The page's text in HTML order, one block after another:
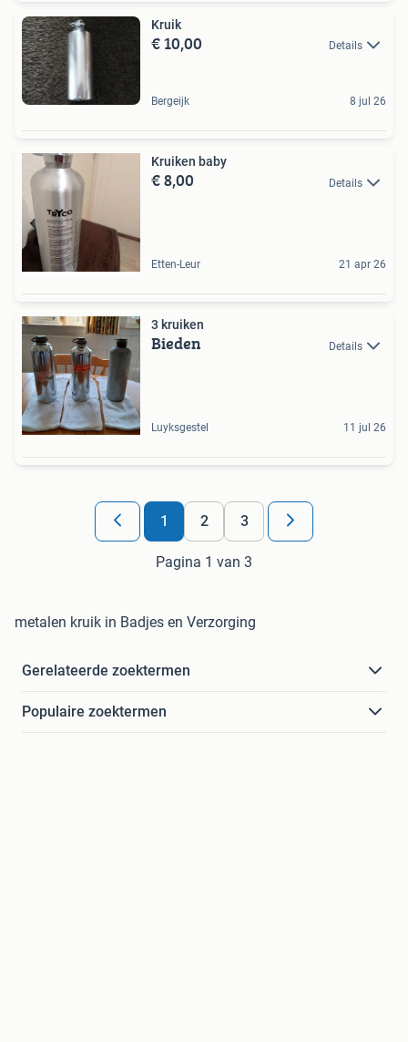
Kruik
€ 10,00 Details
Bergeijk 8 jul 26
Kruiken baby
€ 8,00 Details
Etten-Leur 21 apr 26
3 kruiken
Bieden Details
Luyksgestel 11 jul 26
1 2 3
Pagina 1 van 3
metalen kruik in Badjes en Verzorging
Gerelateerde zoektermen
Populaire zoektermen